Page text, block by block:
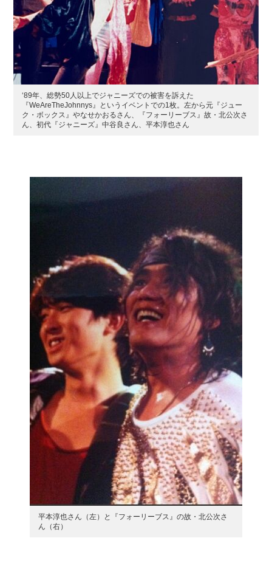
‘89年、総勢50人以上でジャニーズでの被害を訴えた
『WeAreTheJohnnys』というイベントでの1枚。左から元『ジュー
ク・ボックス』やなせかおるさん、『フォーリーブス』故・北公次さ
ん、初代『ジャニーズ』中谷良さん、平本淳也さん
平本淳也さん（左）と『フォーリーブス』の故・北公次さ
ん（右）